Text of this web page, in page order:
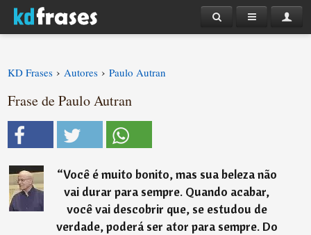
KD Frases › Autores › Paulo Autran
Frase de Paulo Autran
“Você é muito bonito, mas sua beleza não
vai durar para sempre. Quando acabar,
você vai descobrir que, se estudou de
verdade, poderá ser ator para sempre. Do